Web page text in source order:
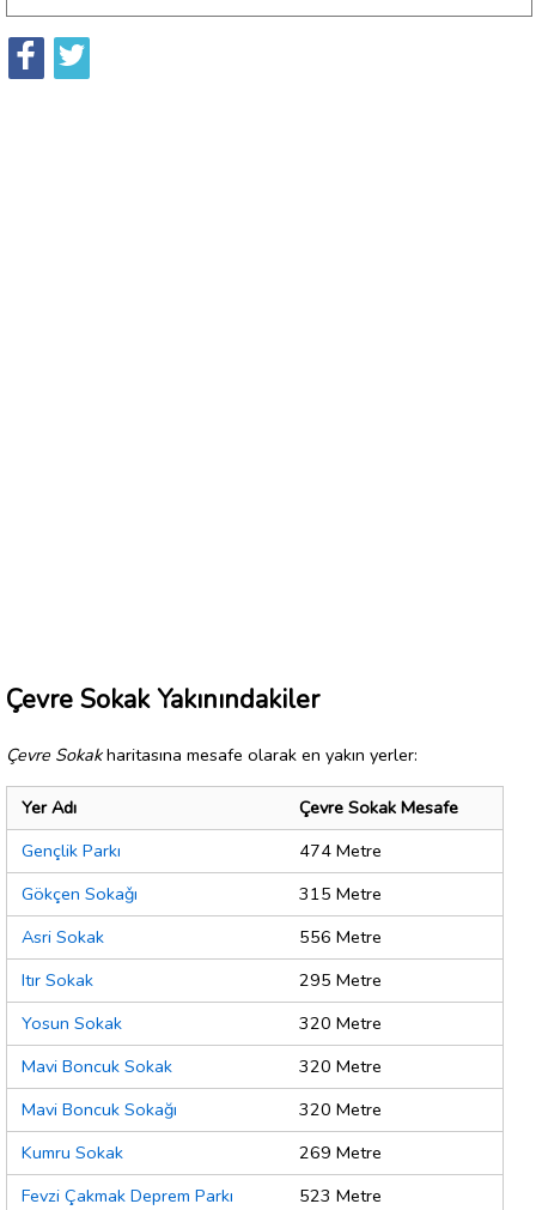
Çevre Sokak Yakınındakiler
Çevre Sokakharitasına mesafe olarak en yakın yerler:
Yer Adı
Çevre Sokak Mesafe
Gençlik Parkı
474 Metre
Gökçen Sokaǧı
315 Metre
Asri Sokak
556 Metre
Itır Sokak
295 Metre
Yosun Sokak
320 Metre
Mavi Boncuk Sokak
320 Metre
Mavi Boncuk Sokağı
320 Metre
Kumru Sokak
269 Metre
Fevzi Çakmak Deprem Parkı
523 Metre